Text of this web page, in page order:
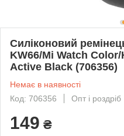
Силіконовий
KW66/Mi Watch
Active Black (706356)
Немає в наявності
Код: 706356
Опт і роздріб
149 ₴